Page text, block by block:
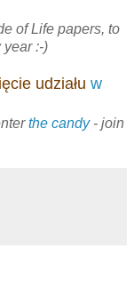
of Life papers, to
year :-)
udziału w
the candy- join